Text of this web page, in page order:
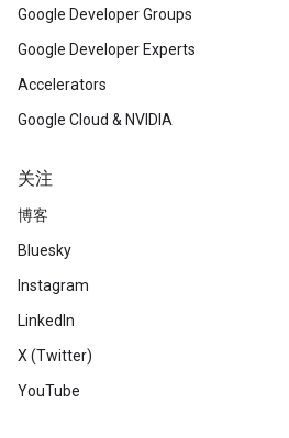
Google Developer Groups
Google Developer Experts
Accelerators
Google Cloud & NVIDIA
关注
博客
Bluesky
Instagram
LinkedIn
X (Twitter)
YouTube